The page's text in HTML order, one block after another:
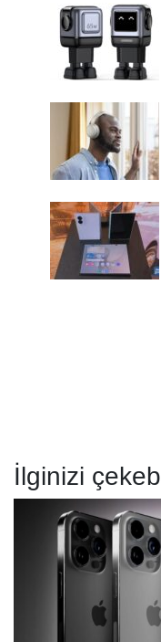
İlginizi